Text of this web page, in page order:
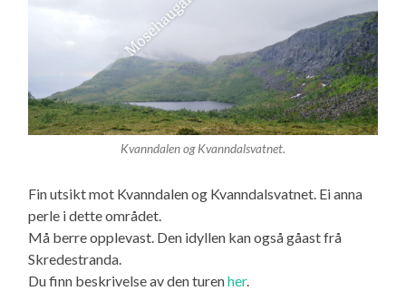
Kvanndalen og Kvanndalsvatnet.
Fin utsikt mot Kvanndalen og Kvanndalsvatnet. Ei anna
perle i dette området.
Må berre opplevast. Den idyllen kan også gåast frå
Skredestranda.
Du finn beskrivelse av den turenher.